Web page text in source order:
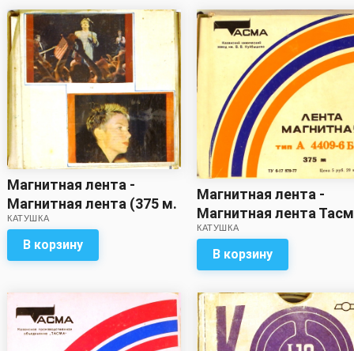
Магнитная лента -
Магнитная лента (375 м.
?)с записью
КАТУШКА
В корзину
Магнитная лента -
Магнитная лента
375м (с записью)
КАТУШКА
В корзину